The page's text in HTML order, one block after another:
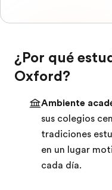
¿Por qué
Oxford?
Ambiente
sus colegios
tradiciones
en un lugar
cada día.